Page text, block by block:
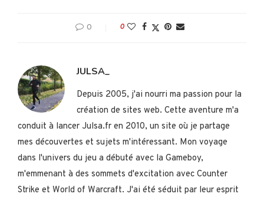
0 0
JULSA_
Depuis 2005, j'ai nourri ma passion pour la
création de sites web. Cette aventure m'a
conduit à lancer Julsa.fr en 2010, un site où je partage
mes découvertes et sujets m'intéressant. Mon voyage
dans l'univers du jeu a débuté avec la Gameboy,
m'emmenant à des sommets d'excitation avec Counter
Strike et World of Warcraft. J'ai été séduit par leur esprit